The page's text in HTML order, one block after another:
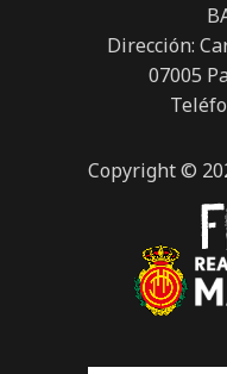
Dirección:
07005
Copyright ©